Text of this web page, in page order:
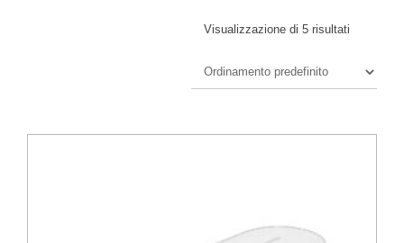
Visualizzazione di 5 risultati